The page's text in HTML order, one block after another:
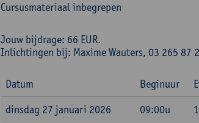
Cursusmateriaal inbegrepen
Jouw bijdrage: 66 EUR.
Inlichtingen bij: Maxime Wauters, 03 265 87
Datum Beginuur
dinsdag 27 januari 2026
09:00u